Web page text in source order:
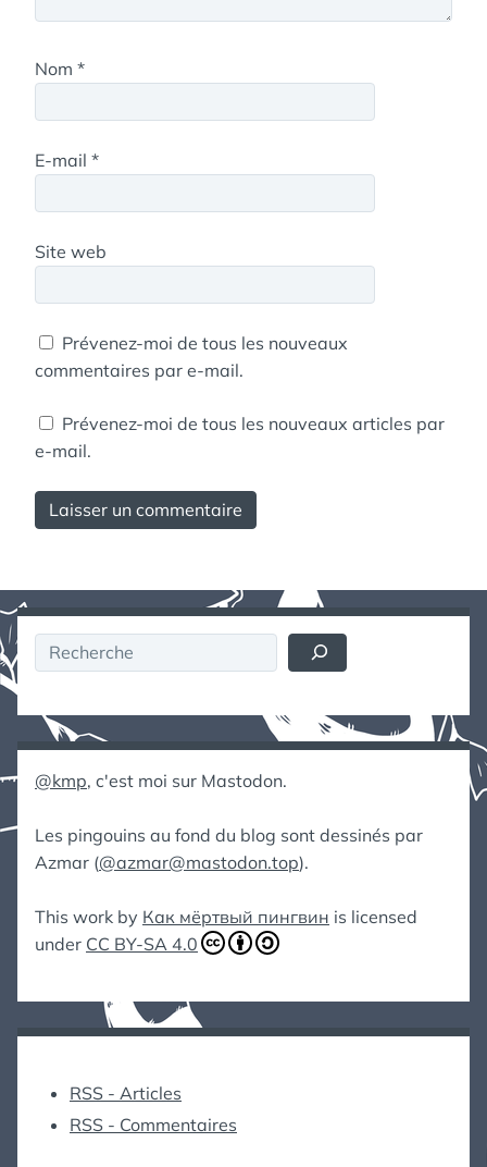
Nom *
E-mail *
Site web
Prévenez-moi de tous les nouveaux
commentaires par e-mail.
Prévenez-moi de tous les nouveaux articles par
e-mail.
Rechercher
@kmp, c'est moi sur Mastodon.
Les pingouins au fond du blog sont dessinés par
Azmar (@azmar@mastodon.top).
This work by Как мёртвый пингвин is licensed
under CC BY-SA 4.0
RSS - Articles
RSS - Commentaires